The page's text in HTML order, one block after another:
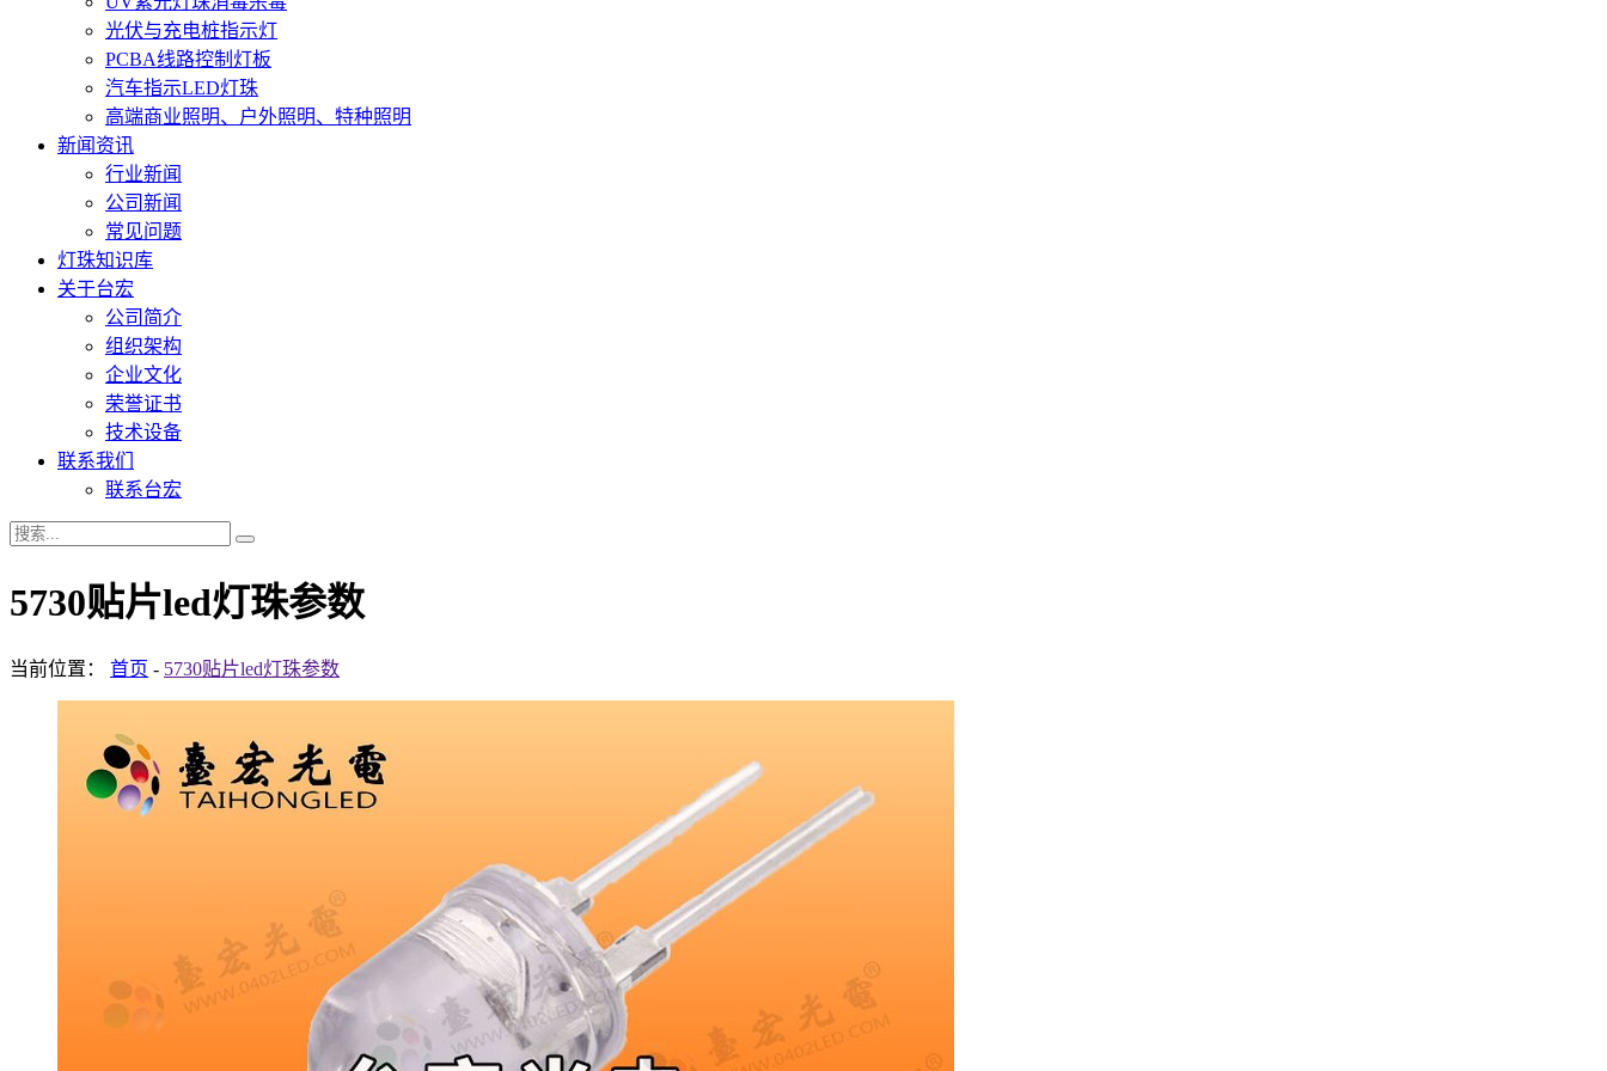
光伏与充电桩指示灯
PCBA线路控制灯板
汽车指示LED灯珠
高端商业照明、户外照明、特种照明
新闻资讯
行业新闻
公司新闻
常见问题
灯珠知识库
关于台宏
公司简介
组织架构
企业文化
荣誉证书
技术设备
联系我们
联系台宏
5730贴片led灯珠参数
当前位置： 首页 - 5730贴片led灯珠参数